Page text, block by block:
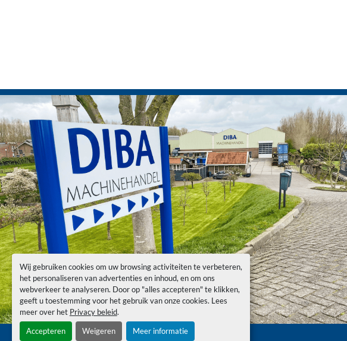
Wij gebruiken cookies om uw browsing activiteiten te verbeteren,
het personaliseren van advertenties en inhoud, en om ons
webverkeer te analyseren. Door op "alles accepteren" te klikken,
geeft u toestemming voor het gebruik van onze cookies. Lees
meer over het Privacy beleid.
Accepteren Weigeren Meer informatie